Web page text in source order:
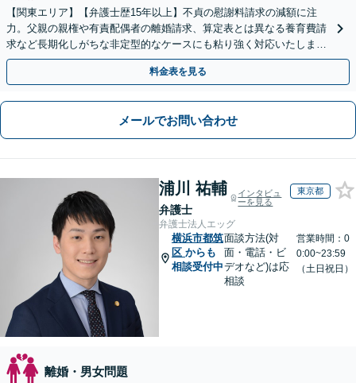
【関東エリア】【弁護士歴15年以上】不貞の慰謝料請求の減額に注
力。父親の親権や有責配偶者の離婚請求、算定表とは異なる養育費請
求など長期化しがちな非定型的なケースにも粘り強く対応いたしま
す。【初回相談30分無料】【休日・夜間相談可】
料金表を見る
メールでお問い合わせ
浦川 祐輔
弁護士
インタビュ
ーを見る
東京都
弁護士法人エッグ
横浜市都筑
区 からも
相談受付中
面談方法(対
面・電話・ビ
デオなど)は応
相談
営業時間：0
0:00~23:59
（土日祝日）
離婚・男女問題